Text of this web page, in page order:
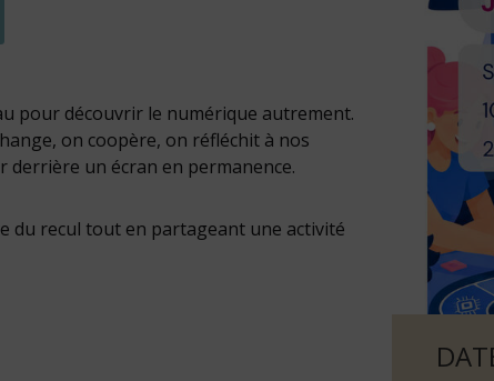
pour découvrir le numérique autrement.
on coopère, on réfléchit à nos
derrière un écran en permanence.
du recul tout en partageant une activité